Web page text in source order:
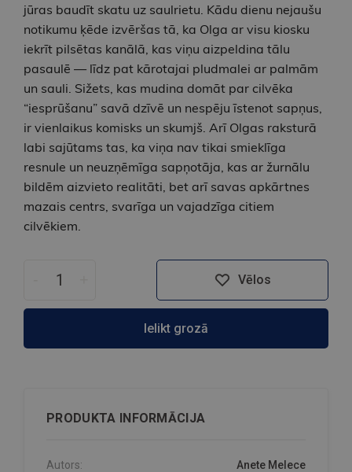
jūras baudīt skatu uz saulrietu. Kādu dienu nejaušu
notikumu ķēde izvēršas tā, ka Olga ar visu kiosku
iekrīt pilsētas kanālā, kas viņu aizpeldina tālu
pasaulē — līdz pat kārotajai pludmalei ar palmām
un sauli. Sižets, kas mudina domāt par cilvēka
“iesprūšanu” savā dzīvē un nespēju īstenot sapņus,
ir vienlaikus komisks un skumjš. Arī Olgas raksturā
labi sajūtams tas, ka viņa nav tikai smieklīga
resnule un neuzņēmīga sapņotāja, kas ar žurnālu
bildēm aizvieto realitāti, bet arī savas apkārtnes
mazais centrs, svarīga un vajadzīga citiem
cilvēkiem.
Vēlos
Ielikt grozā
PRODUKTA INFORMĀCIJA
Autors: Anete Melece